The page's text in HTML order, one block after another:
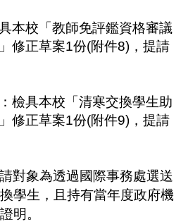
本校「教師免評鑑資格審議
修正草案1份(附件8)，提請
檢具本校「清寒交換學生助
修正草案1份(附件9)，提請
對象為透過國際事務處選送
學生，且持有當年度政府機
明。